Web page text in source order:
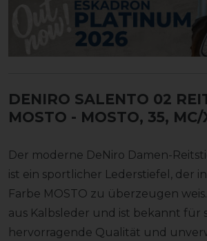
DENIRO SALENTO 02
MOSTO - MOSTO, 35, MC/
Der moderne DeNiro Damen-
ist ein sportlicher Lederstiefel, der
Farbe MOSTO zu überzeugen
aus Kalbsleder und ist bekannt für
hervorragende Qualität und